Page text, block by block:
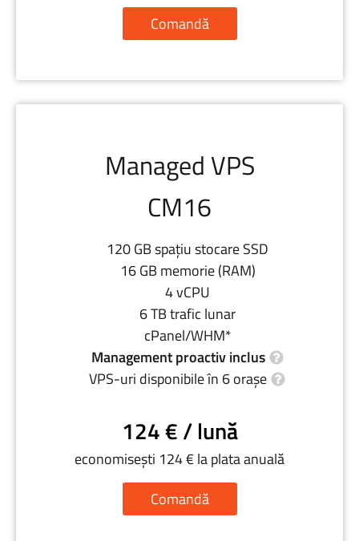
Comandă
Managed VPS
CM16
120 GB spațiu stocare SSD
16 GB memorie (RAM)
4 vCPU
6 TB trafic lunar
cPanel/WHM*
Management proactiv inclus
VPS-uri disponibile în 6 orașe
124 € / lună
economisești 124 € la plata anuală
Comandă